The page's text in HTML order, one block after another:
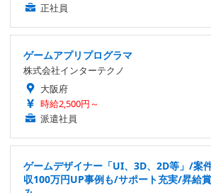
正社員
ゲームアプリプログラマ
株式会社インターテクノ
大阪府
時給2,500円～
派遣社員
ゲームデザイナー「UI、3D、2D等」/案
収100万円UP事例も/サポート充実/昇給